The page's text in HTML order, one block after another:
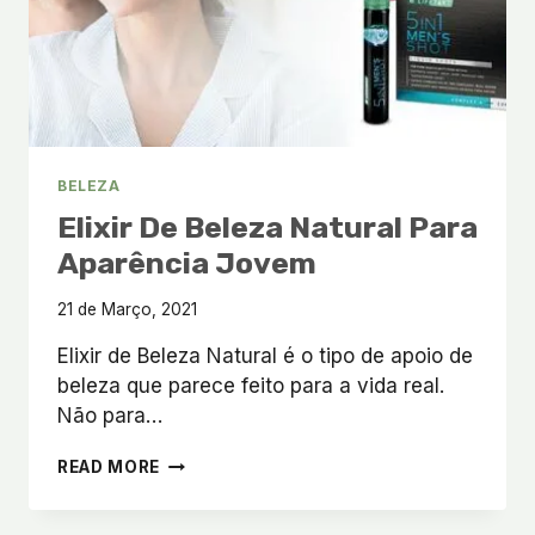
BELEZA
Elixir De Beleza Natural Para
Aparência Jovem
21 de Março, 2021
Elixir de Beleza Natural é o tipo de apoio de
beleza que parece feito para a vida real.
Não para…
READ MORE ELIXIR